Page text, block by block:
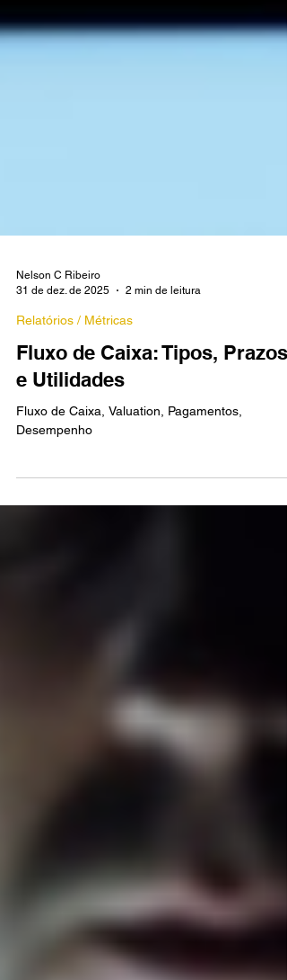
31 de dez. de 2025
2 min de leitura
Relatórios / Métricas
Fluxo de Caixa: Tipos, Prazos
e Utilidades
Fluxo de Caixa, Valuation, Pagamentos,